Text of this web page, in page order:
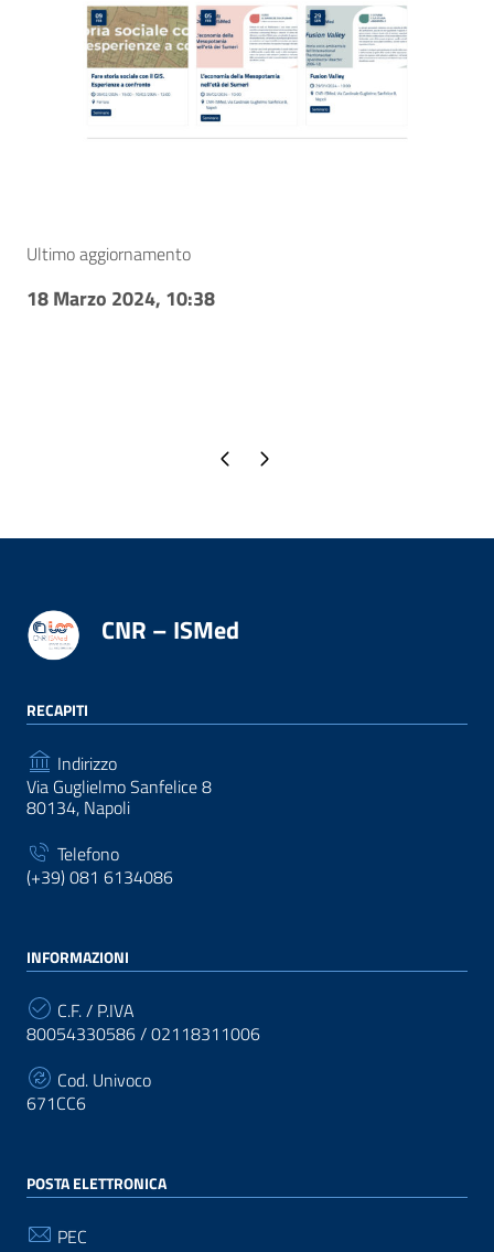
Ultimo aggiornamento
18 Marzo 2024, 10:38
Pagina precedente
Pagina successiva
CNR – ISMed
RECAPITI
Indirizzo
Via Guglielmo Sanfelice 8
80134, Napoli
Telefono
(+39) 081 6134086
INFORMAZIONI
C.F. / P.IVA
80054330586 / 02118311006
Cod. Univoco
671CC6
POSTA ELETTRONICA
PEC